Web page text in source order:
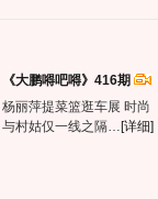
《大鹏嘚吧嘚》416期
杨丽萍提菜篮逛车展 时尚
与村姑仅一线之隔… [详细]